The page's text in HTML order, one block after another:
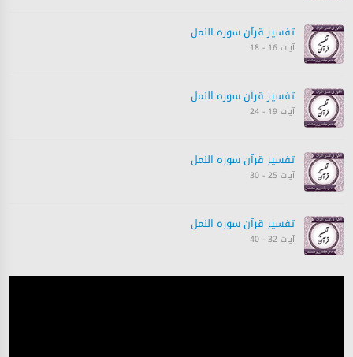
تفسیر قرآن سورہ ‎النمل
آیات 16 - 18
تفسیر قرآن سورہ ‎النمل
آیات 19 - 24
تفسیر قرآن سورہ ‎النمل
آیات 25 - 30
تفسیر قرآن سورہ ‎النمل
آیات 32 - 40